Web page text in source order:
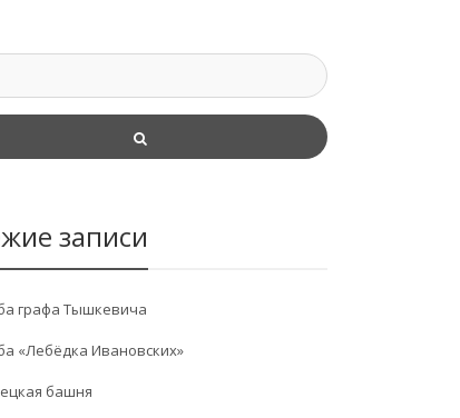
записи
графа Тышкевича
«Лебёдка Ивановских»
башня